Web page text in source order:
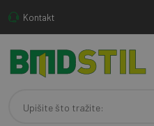
Kontakt